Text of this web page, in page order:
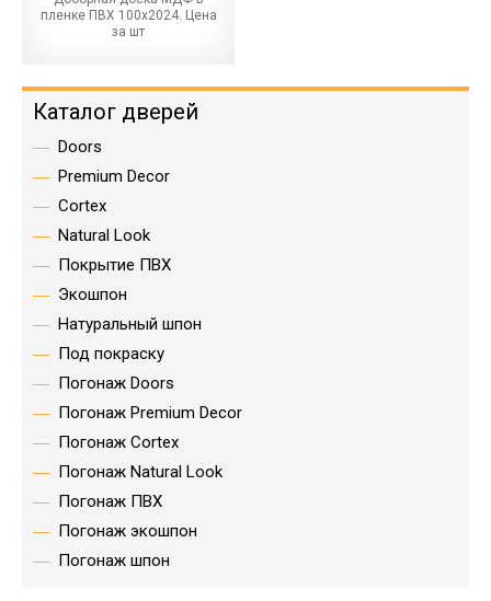
пленке ПВХ 100х2024. Цена
за шт
Каталог дверей
Doors
Premium Decor
Cortex
Natural Look
Покрытие ПВХ
Экошпон
Натуральный шпон
Под покраску
Погонаж Doors
Погонаж Premium Decor
Погонаж Cortex
Погонаж Natural Look
Погонаж ПВХ
Погонаж экошпон
Погонаж шпон